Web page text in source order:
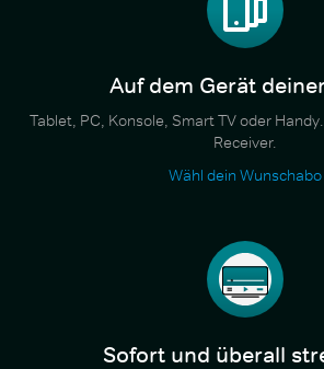
Auf dem Gerät
Tablet, PC, Konsole, Smart TV oder
Receiver.
Wähl dein Wunschabo
Sofort und überall